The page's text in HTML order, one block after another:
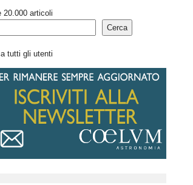
20.000 articoli
Cerca
tutti gli utenti